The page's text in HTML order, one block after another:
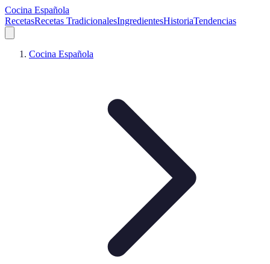
Cocina Española
RecetasRecetas TradicionalesIngredientesHistoriaTendencias
Cocina Española